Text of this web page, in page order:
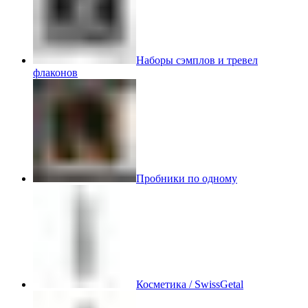
Наборы сэмплов и тревел
флаконов
Пробники по одному
Косметика / SwissGetal